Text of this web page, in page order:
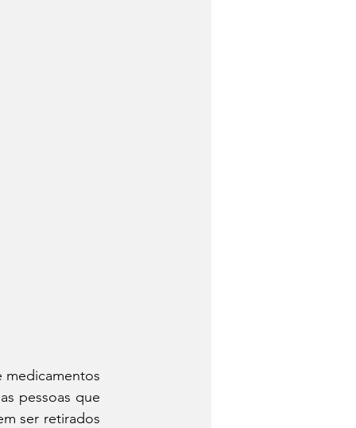
medicamentos
pessoas que
ser retirados